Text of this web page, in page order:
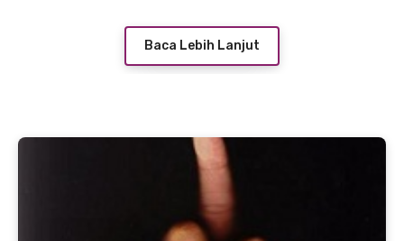
Baca Lebih Lanjut